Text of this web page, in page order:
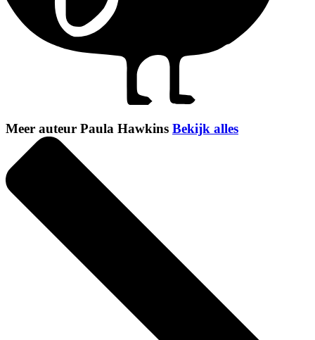
Meer auteur Paula Hawkins Bekijk alles